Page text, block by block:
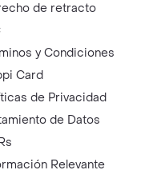
de retracto
y Condiciones
Card
de Privacidad
de Datos
Relevante